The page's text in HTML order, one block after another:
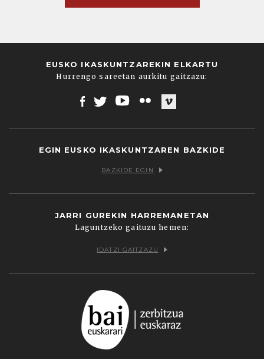
EUSKO IKASKUNTZAREKIN ELKARTU
Hurrengo sareetan aurkitu gaitzazu:
EGIN EUSKO IKASKUNTZAREN BAZKIDE
BAZKIDE EGIN
JARRI GUREKIN HARREMANETAN
Laguntzeko gaituzu hemen:
IDATZI GAITZAZU